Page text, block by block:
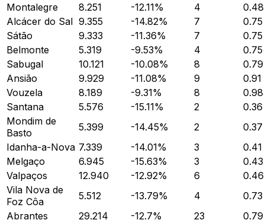
Montalegre
8.251 -12.11% 4
0.48
Alcácer do Sal 9.355 -14.82% 7
0.75
Sátão
9.333 -11.36% 7
0.75
Belmonte
5.319 -9.53% 4
0.75
Sabugal
10.121 -10.08% 8
0.79
Ansião
9.929 -11.08% 9
0.91
Vouzela
8.189 -9.31% 8
0.98
Santana
5.576 -15.11% 2
0.36
Mondim de
Basto
5.399 -14.45% 2
0.37
Idanha-a-Nova 7.339 -14.01% 3
0.41
Melgaço
6.945 -15.63% 3
0.43
Valpaços
12.940 -12.92% 6
0.46
Vila Nova de
Foz Côa
5.512 -13.79% 4
0.73
Abrantes
29.214 -12.7% 23 0.79